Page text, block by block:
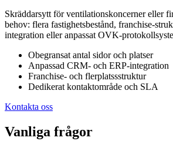
Skräddarsytt för ventilationskoncerner eller
behov: flera fastighetsbestånd, franchise-
integration eller anpassat OVK-
Obegransat antal sidor och platser
Anpassad CRM- och ERP-integration
Franchise- och flerplatssstruktur
Dedikerat kontaktområde och SLA
Kontakta oss
Vanliga frågor